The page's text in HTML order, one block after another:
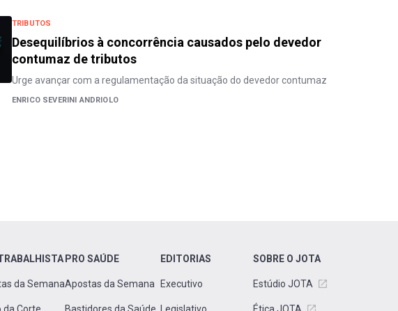
TRIBUTOS
Desequilíbrios à concorrência causados pelo devedor
contumaz de tributos
Urge avançar com a regulamentação da situação do devedor contumaz
ENRICO SEVERINI ANDRIOLO
da Semana
PRO SAÚDE
Apostas da Semana
EDITORIAS
Executivo
SOBRE O JOTA
Estúdio JOTA